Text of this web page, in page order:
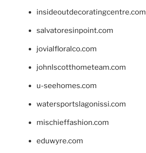
insideoutdecoratingcentre.com
salvatoresinpoint.com
jovialfloralco.com
johnlscotthometeam.com
u-seehomes.com
watersportslagonissi.com
mischieffashion.com
eduwyre.com